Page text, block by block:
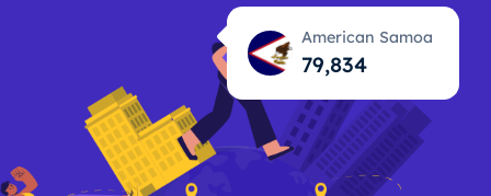
American Samoa
79,835